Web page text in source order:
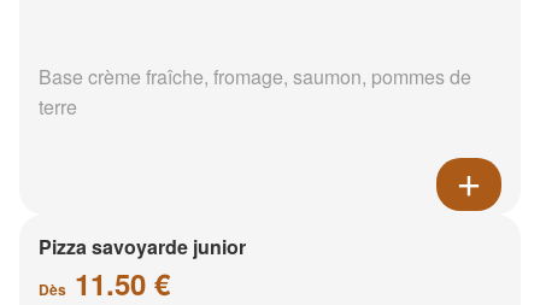
Base crème fraîche, fromage, saumon, pommes de
terre
Pizza savoyarde junior
Dès 11.50 €